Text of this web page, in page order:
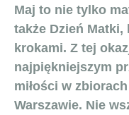
Maj to nie tylko
także Dzień
krokami. Z tej
najpiękniejszym
miłości w
Warszawie. Nie